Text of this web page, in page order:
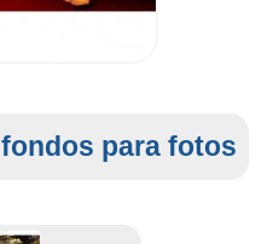
fondos para fotos